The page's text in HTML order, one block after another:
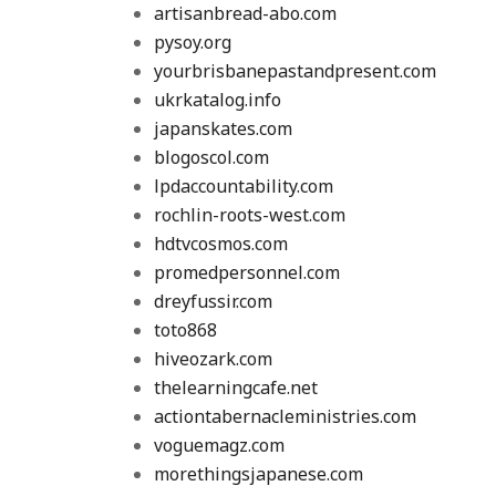
artisanbread-abo.com
pysoy.org
yourbrisbanepastandpresent.com
ukrkatalog.info
japanskates.com
blogoscol.com
lpdaccountability.com
rochlin-roots-west.com
hdtvcosmos.com
promedpersonnel.com
dreyfussir.com
toto868
hiveozark.com
thelearningcafe.net
actiontabernacleministries.com
voguemagz.com
morethingsjapanese.com